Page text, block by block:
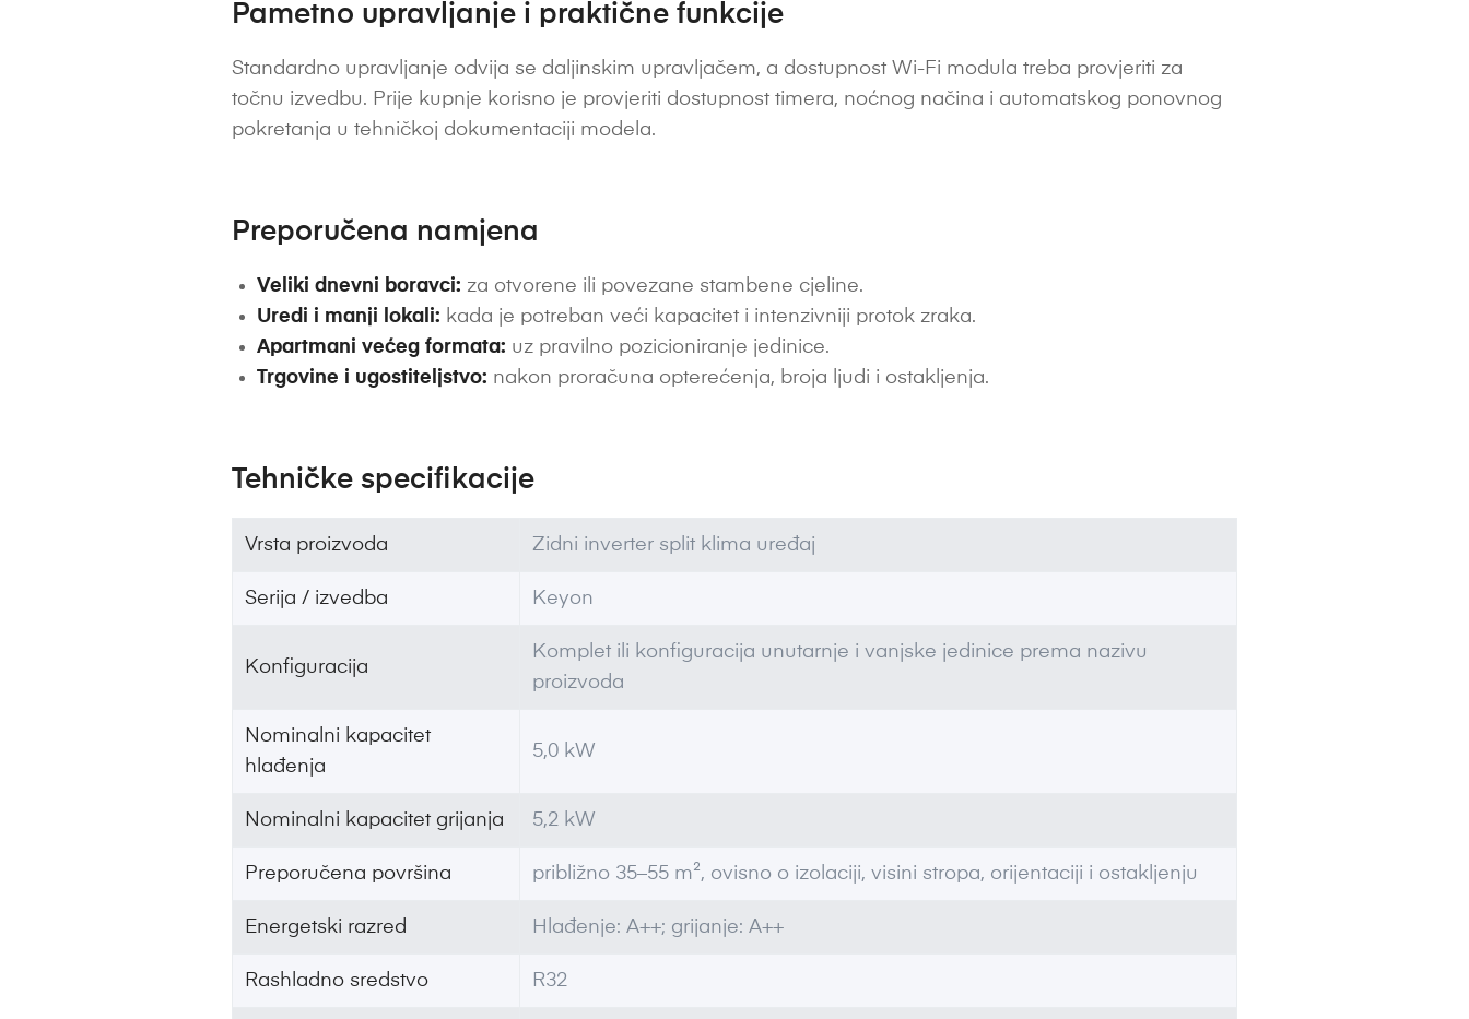
Pametno upravljanje i praktične funkcije
Standardno upravljanje odvija se daljinskim upravljačem, a dostupnost Wi-Fi modula treba provjeriti za
točnu izvedbu. Prije kupnje korisno je provjeriti dostupnost timera, noćnog načina i automatskog ponovnog
pokretanja u tehničkoj dokumentaciji modela.
Preporučena namjena
Veliki dnevni boravci: za otvorene ili povezane stambene cjeline.
Uredi i manji lokali: kada je potreban veći kapacitet i intenzivniji protok zraka.
Apartmani većeg formata: uz pravilno pozicioniranje jedinice.
Trgovine i ugostiteljstvo: nakon proračuna opterećenja, broja ljudi i ostakljenja.
Tehničke specifikacije
Vrsta proizvoda Zidni inverter split klima uređaj
Serija / izvedba Keyon
Konfiguracija
Komplet ili konfiguracija unutarnje i vanjske jedinice prema nazivu
proizvoda
Nominalni kapacitet
hlađenja
5,0 kW
Nominalni kapacitet grijanja 5,2 kW
Preporučena površina približno 35–55 m², ovisno o izolaciji, visini stropa, orijentaciji i ostakljenju
Energetski razred Hlađenje: A++; grijanje: A++
Rashladno sredstvo R32